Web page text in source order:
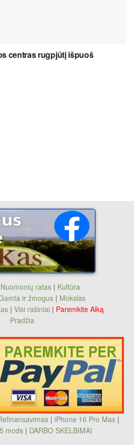
centras rugpjūtį išpuoš
Nuomonių ratas| Kultūra
ir žmogus | Mokslas
| Visi rašiniai | Paremkite Alką
Pradžia
| iPhone 16 Pro Max|
mods | DARBO SKELBIMAI